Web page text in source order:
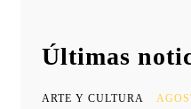
Últimas
ARTE Y CULTURA